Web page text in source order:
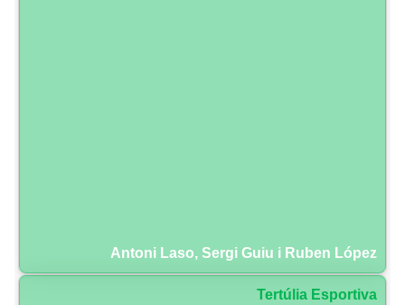
Antoni Laso, Sergi Guiu i Ruben López
Tertúlia Esportiva